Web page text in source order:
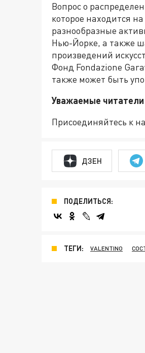
Вопрос о
которое находится
разнообразные
Нью-Йорке, а также
произведений
Фонд Fondazione
также может быть
Уважаемые
Присоединяйтесь к
ДЗЕН
ПОДЕЛИТЬСЯ:
ТЕГИ: VALENTINO